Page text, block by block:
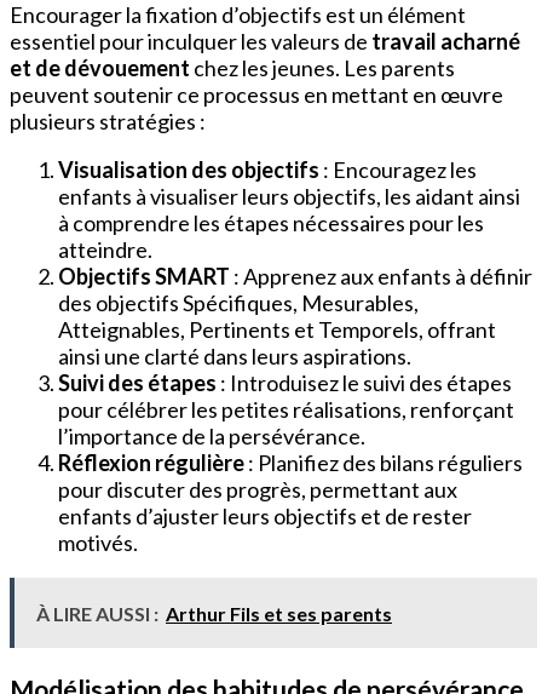
Encourager la fixation d’objectifs est un élément
essentiel pour inculquer les valeurs de travail acharné
et de dévouement chez les jeunes. Les parents
peuvent soutenir ce processus en mettant en œuvre
plusieurs stratégies :
Visualisation des objectifs : Encouragez les
enfants à visualiser leurs objectifs, les aidant ainsi
à comprendre les étapes nécessaires pour les
atteindre.
Objectifs SMART : Apprenez aux enfants à définir
des objectifs Spécifiques, Mesurables,
Atteignables, Pertinents et Temporels, offrant
ainsi une clarté dans leurs aspirations.
Suivi des étapes : Introduisez le suivi des étapes
pour célébrer les petites réalisations, renforçant
l’importance de la persévérance.
Réflexion régulière: Planifiez des bilans réguliers
pour discuter des progrès, permettant aux
enfants d’ajuster leurs objectifs et de rester
motivés.
À LIRE AUSSI : Arthur Fils et ses parents